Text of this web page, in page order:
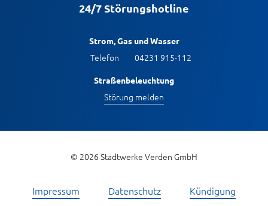
24/7 Störungshotline
Strom, Gas und Wasser
Telefon 04231 915-112
Straßenbeleuchtung
Störung melden
© 2026 Stadtwerke Verden GmbH
Impressum Datenschutz Kündigung